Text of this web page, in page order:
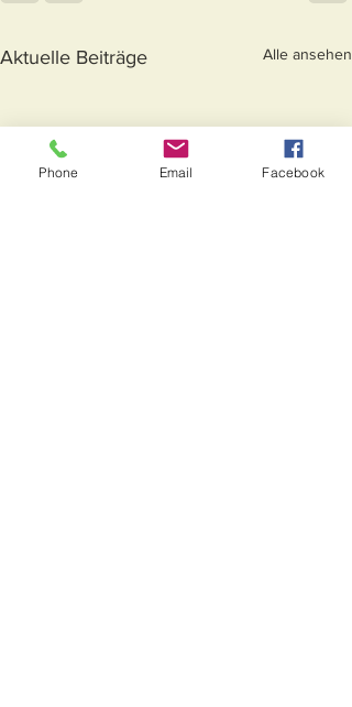
Aktuelle Beiträge Alle ansehen
Phone Email Facebook